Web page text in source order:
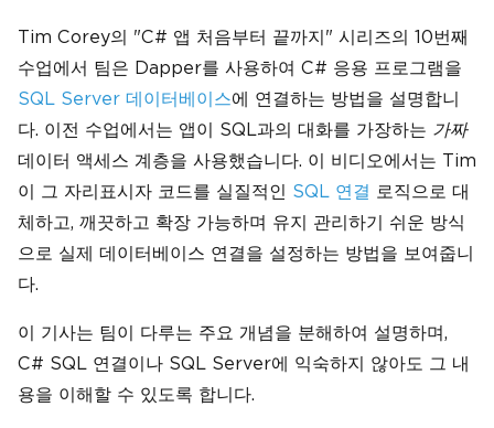
Tim Corey의 "C# 앱 처음부터 끝까지" 시리즈의 10번째
수업에서 팀은 Dapper를 사용하여 C# 응용 프로그램을
SQL Server 데이터베이스에 연결하는 방법을 설명합니
다. 이전 수업에서는 앱이 SQL과의 대화를 가장하는 가짜
데이터 액세스 계층을 사용했습니다. 이 비디오에서는 Tim
이 그 자리표시자 코드를 실질적인 SQL 연결 로직으로 대
체하고, 깨끗하고 확장 가능하며 유지 관리하기 쉬운 방식
으로 실제 데이터베이스 연결을 설정하는 방법을 보여줍니
다.
이 기사는 팀이 다루는 주요 개념을 분해하여 설명하며,
C# SQL 연결이나 SQL Server에 익숙하지 않아도 그 내
용을 이해할 수 있도록 합니다.